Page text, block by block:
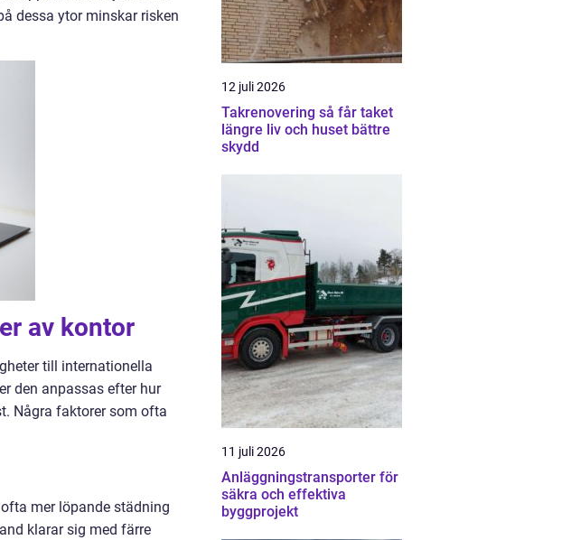
dessa ytor minskar risken
av kontor
till internationella
den anpassas efter hur
Några faktorer som ofta
mer löpande städning
klarar sig med färre
12 juli 2026
Takrenovering så får taket
längre liv och huset bättre
skydd
11 juli 2026
Anläggningstransporter för
säkra och effektiva
byggprojekt